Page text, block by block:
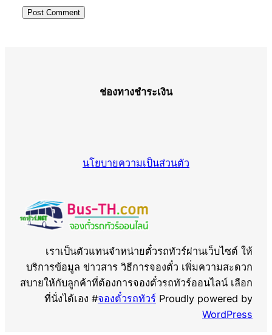
ช่องทางชำระเงิน
นโยบายความเป็นส่วนตัว
เราเป็นตัวแทนจำหน่ายตั๋วรถทัวร์ผ่านเว็บไซต์ ให้
บริการข้อมูล ข่าวสาร วิธีการจองตั๋ว เพิ่มความสะดวก
สบายให้กับลูกค้าที่ต้องการจองตั๋วรถทัวร์ออนไลน์ เลือก
ที่นั่งได้เอง #จองตั๋วรถทัวร์ Proudly powered by
WordPress